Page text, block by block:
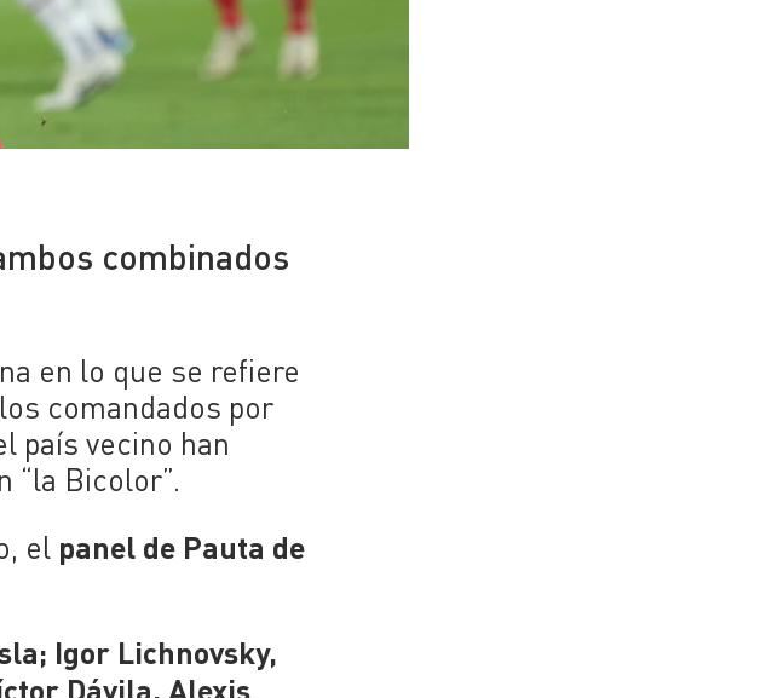
combinados
en lo que se refiere
comandados por
país vecino han
“la Bicolor”.
el panel de Pauta de
Igor Lichnovsky,
Dávila, Alexis